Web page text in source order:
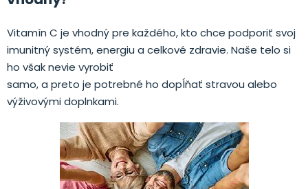
Vitamín C je vhodný pre každého, kto chce podporiť svoj
imunitný systém, energiu a celkové zdravie. Naše telo si
ho však nevie vyrobiť
samo, a preto je potrebné ho dopĺňať stravou alebo
výživovými doplnkami.